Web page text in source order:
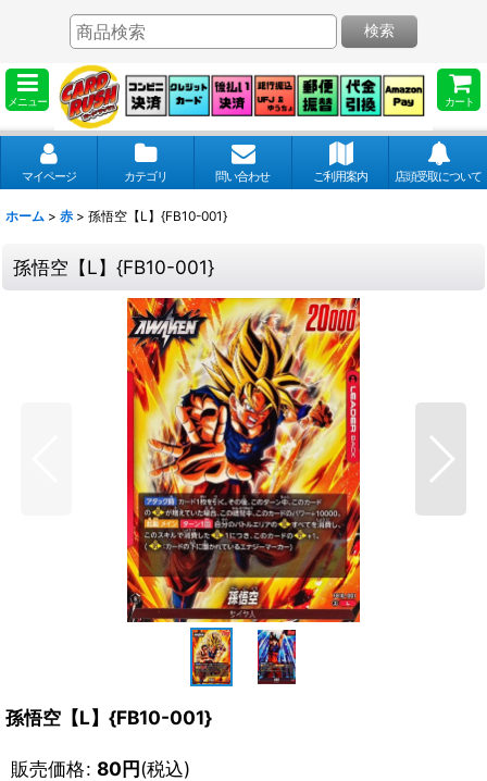
メニュー カート
検索
マイページ カテゴリ 問い合わせ ご利用案内 店頭受取について
ホーム > 赤 > 孫悟空【L】{FB10-001}
孫悟空【L】{FB10-001}
孫悟空【L】{FB10-001}
販売価格: 80円(税込)